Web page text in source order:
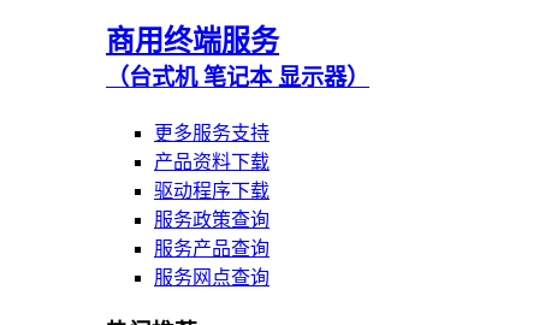
商用终端服务
（台式机 笔记本 显示器）
更多服务支持
产品资料下载
驱动程序下载
服务政策查询
服务产品查询
服务网点查询